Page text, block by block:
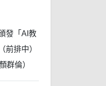
發「AI教
前排中）
群倫）